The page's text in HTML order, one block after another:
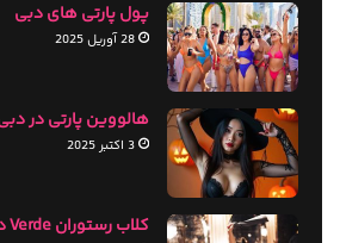
پول پارتی های دبی
28 آوریل 2025
هالووین پارتی در
3 اکتبر 2025
کلاب رستوران Verde دبی